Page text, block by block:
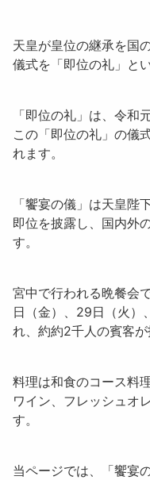
天皇が皇位の継承を国
儀式を「即位の礼 」と
「即位の礼 」は、令和
この「即位の礼 」の儀
れます。
「饗宴の儀 」は天皇陛
即位を披露し、国内外
す。
宮中で行われる晩餐会
日（金）、29日（火）
れ、約約2千人の賓客が
料理は和食のコース料
ワイン、フレッシュオ
す。
当ページでは、「饗宴